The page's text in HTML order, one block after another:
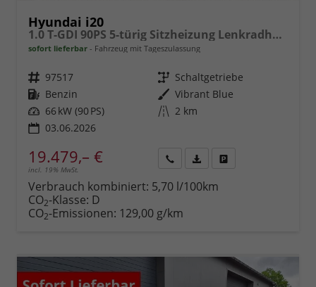
Hyundai i20
1.0 T-GDI 90PS 5-türig Sitzheizung Lenkradheizung Rückf.Kamera PDC Klima Apple CarPlay Android Auto Tempomat Touchscreen
sofort lieferbar Fahrzeug mit Tageszulassung
Fahrzeugnr. 97517 Getriebe Schaltgetriebe
Kraftstoff Benzin Außenfarbe Vibrant Blue
Leistung 66 kW (90 PS) Kilometerstand 2 km
03.06.2026
19.479,– €
incl. 19% MwSt.
anfordern
Datei,
Verbrauch kombiniert: 5,70 l/100km
CO2-Klasse: D
CO2-Emissionen: 129,00 g/km